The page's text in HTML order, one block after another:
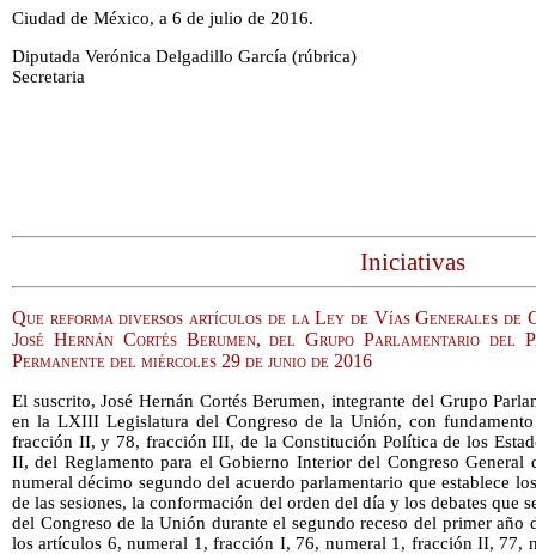
Ciudad de México, a 6 de julio de 2016.
Diputada Verónica Delgadillo García (rúbrica)
Secretaria
Iniciativas
Que reforma diversos artículos de la Ley de Vías Generales de
José Hernán Cortés Berumen, del Grupo Parlamentario del
Permanente del miércoles 29 de junio de 2016
El suscrito, José Hernán Cortés Berumen, integrante del Grupo
en la LXIII Legislatura del Congreso de la Unión, con
fracción II, y 78, fracción III, de la Constitución Política de los
II, del Reglamento para el Gobierno Interior del Congreso General
numeral décimo segundo del acuerdo parlamentario que establece
de las sesiones, la conformación del orden del día y los debates que
del Congreso de la Unión durante el segundo receso del primer
los artículos 6, numeral 1, fracción I, 76, numeral 1, fracción II, 77,